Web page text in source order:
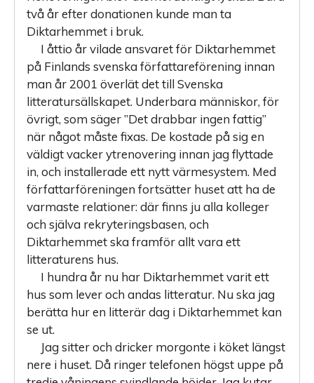
två år efter donationen kunde man ta
Diktarhemmet i bruk.
I åttio år vilade ansvaret för Diktarhemmet
på Finlands svenska författareförening innan
man år 2001 överlät det till Svenska
litteratursällskapet. Underbara människor, för
övrigt, som säger ”Det drabbar ingen fattig”
när något måste fixas. De kostade på sig en
väldigt vacker ytrenovering innan jag flyttade
in, och installerade ett nytt värmesystem. Med
författarföreningen fortsätter huset att ha de
varmaste relationer: där finns ju alla kolleger
och själva rekryteringsbasen, och
Diktarhemmet ska framför allt vara ett
litteraturens hus.
I hundra år nu har Diktarhemmet varit ett
hus som lever och andas litteratur. Nu ska jag
berätta hur en litterär dag i Diktarhemmet kan
se ut.
Jag sitter och dricker morgonte i köket längst
nere i huset. Då ringer telefonen högst uppe på